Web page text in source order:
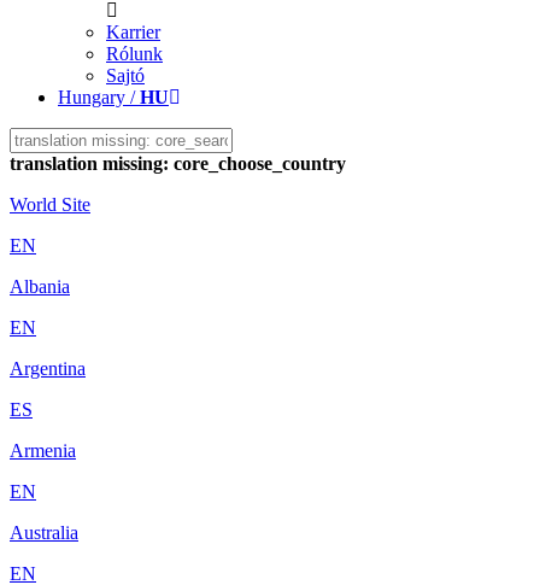
Karrier
Rólunk
Sajtó
Hungary /HU
translation missing: core_choose_country
World Site
EN
Albania
EN
Argentina
ES
Armenia
EN
Australia
EN